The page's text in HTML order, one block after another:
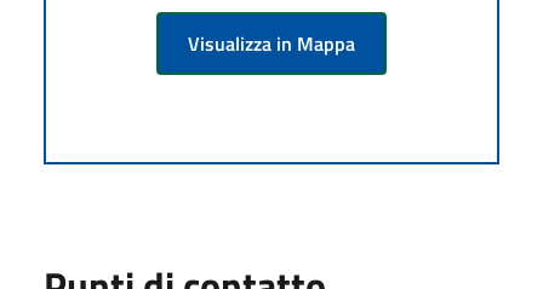
Visualizza in Mappa